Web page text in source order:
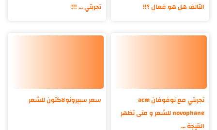
التالف هل هو فعال ؟!!
تجربتي ... !!!
تجربتي مع نوفوفان acm
novophane للشعر و متى تظهر
النتيجة ...
سعر سبيرونولاكتون للشعر